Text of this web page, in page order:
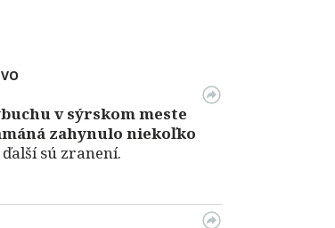
v sýrskom meste
zahynulo niekoľko
ďalší sú zranení.